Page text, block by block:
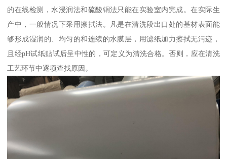
的在线检测，水浸润法和硫酸铜法只能在实验室内完成。在实际生
产中，一般情况下采用擦拭法。凡是在清洗段出口处的基材表面能
够形成湿润的、均匀的和连续的水膜层，用滤纸加力擦拭无污迹，
且经pH试纸贴试后呈中性的，可定义为清洗合格。否则，应在清洗
工艺环节中逐项查找原因。